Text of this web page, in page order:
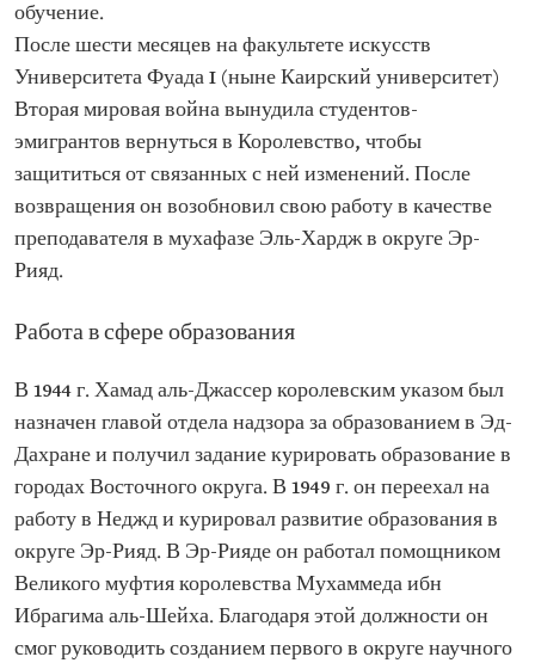
обучение.
После шести месяцев на факультете искусств
Университета Фуада I (ныне Каирский университет)
Вторая мировая война вынудила студентов-
эмигрантов вернуться в Королевство, чтобы
защититься от связанных с ней изменений. После
возвращения он возобновил свою работу в качестве
преподавателя в мухафазе Эль-Хардж в округе Эр-
Рияд.
Работа в сфере образования
В 1944 г. Хамад аль-Джассер королевским указом был
назначен главой отдела надзора за образованием в Эд-
Дахране и получил задание курировать образование в
городах Восточного округа. В 1949 г. он переехал на
работу в Неджд и курировал развитие образования в
округе Эр-Рияд. В Эр-Рияде он работал помощником
Великого муфтия королевства Мухаммеда ибн
Ибрагима аль-Шейха. Благодаря этой должности он
смог руководить созданием первого в округе научного